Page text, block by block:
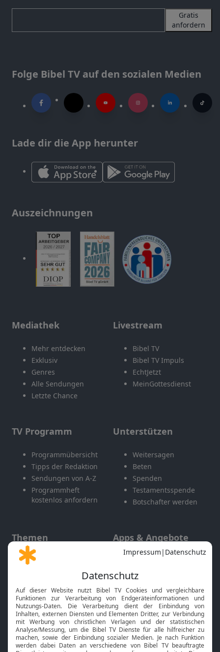
Gratis
anfordern
Folge Bibel TV auf den sozialen Medien
Lade dir die App herunter
Auszeichnungen
Mediathek
Mehr entdecken
Exklusiv
Genres
Alle Sendungen
Letzte Chance
Livestream
Bibel TV
Bibel TV Impuls
EchtJetzt
MeinGottesdienst
TV Programm
Programmübersicht
Tipps der Redaktion
Sendungen von A-Z
Programmheft
kostenlos anfordern
Unterstützen
Weitersagen
Beten
Spenden
Testamentsspende
Botschafter werden
Themen
Gott und Bibel erklärt
Neuigkeiten
Apps & Angebote
Mobile App
Smart TV
HbbTV
Bibelthek Online-Bibel
Nächster Gottesdienst